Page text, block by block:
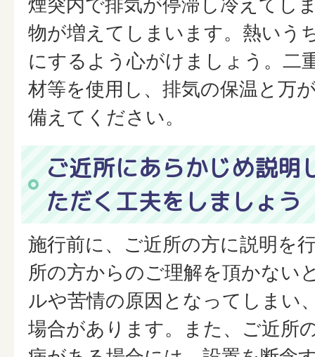
物が増えてしまいます。熱いう
にするよう心がけましょう。二
材等を使用し、排気の保温と万
備えてください。
ご近所にあらかじめ説明
ただく工夫をしましょう
施行前に、ご近所の方に説明を
所の方からのご理解を頂かない
ルや苦情の原因となってしまい
場合があります。また、ご近所